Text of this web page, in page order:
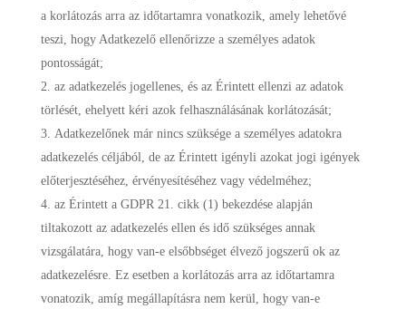
a korlátozás arra az időtartamra vonatkozik, amely lehetővé
teszi, hogy Adatkezelő ellenőrizze a személyes adatok
pontosságát;
az adatkezelés jogellenes, és az Érintett ellenzi az adatok
törlését, ehelyett kéri azok felhasználásának korlátozását;
Adatkezelőnek már nincs szüksége a személyes adatokra
adatkezelés céljából, de az Érintett igényli azokat jogi igények
előterjesztéséhez, érvényesítéséhez vagy védelméhez;
az Érintett a GDPR 21. cikk (1) bekezdése alapján
tiltakozott az adatkezelés ellen és idő szükséges annak
vizsgálatára, hogy van-e elsőbbséget élvező jogszerű ok az
adatkezelésre. Ez esetben a korlátozás arra az időtartamra
vonatozik, amíg megállapításra nem kerül, hogy van-e